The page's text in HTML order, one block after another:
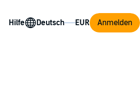
Hilfe Anmelden